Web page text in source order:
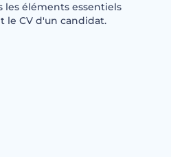
éléments essentiels
le CV d'un candidat.